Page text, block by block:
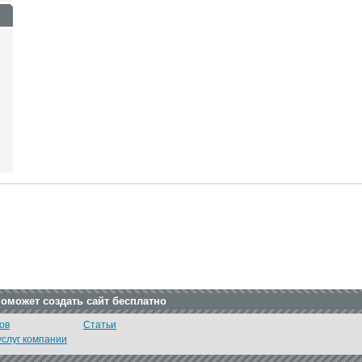
создать сайт бесплатно
компании
Статьи